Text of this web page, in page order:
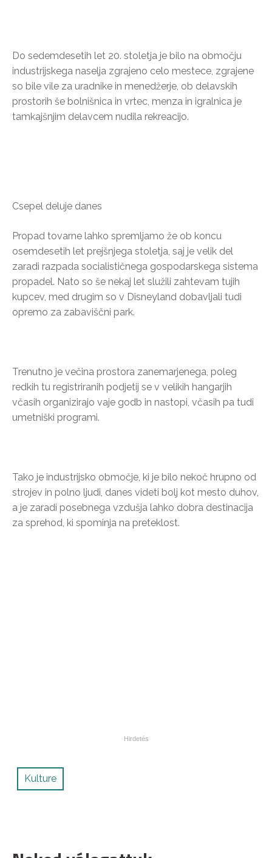
Do sedemdesetih let 20. stoletja je bilo na območju
industrijskega naselja zgrajeno celo mestece, zgrajene
so bile vile za uradnike in menedžerje, ob delavskih
prostorih še bolnišnica in vrtec, menza in igralnica je
tamkajšnjim delavcem nudila rekreacijo.
Csepel deluje danes
Propad tovarne lahko spremljamo že ob koncu
osemdesetih let prejšnjega stoletja, saj je velik del
zaradi razpada socialističnega gospodarskega sistema
propadel. Nato so še nekaj let služili zahtevam tujih
kupcev, med drugim so v Disneyland dobavljali tudi
opremo za zabaviščni park.
Trenutno je večina prostora zanemarjenega, poleg
redkih tu registriranih podjetij se v velikih hangarjih
včasih organizirajo vaje godb in nastopi, včasih pa tudi
umetniški programi.
Tako je industrijsko območje, ki je bilo nekoč hrupno od
strojev in polno ljudi, danes videti bolj kot mesto duhov,
a je zaradi posebnega vzdušja lahko dobra destinacija
za sprehod, ki spominja na preteklost.
Kulture